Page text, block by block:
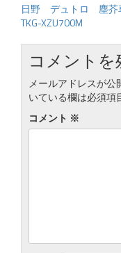
投
稿
ナ
ビ
ゲ
ー
シ
日野 デュトロ 塵芥
TKG-XZU700M
コメントを
メールアドレスが公
いている欄は必須項
コメント ※